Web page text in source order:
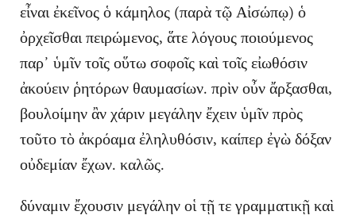
εἶναι ἐκεῖνος ὁ κάμηλος (παρὰ τῷ Αἰσώπῳ) ὁ
ὀρχεῖσθαι πειρώμενος, ἅτε λόγους ποιούμενος
παρ᾽ ὑμῖν τοῖς οὕτω σοφοῖς καὶ τοῖς εἰωθόσιν
ἀκούειν ῥητόρων θαυμασίων. πρὶν οὖν ἄρξασθαι,
βουλοίμην ἂν χάριν μεγάλην ἔχειν ὑμῖν πρὸς
τοῦτο τὸ ἀκρόαμα ἐληλυθόσιν, καίπερ ἐγὼ δόξαν
οὐδεμίαν ἔχων. καλῶς.
δύναμιν ἔχουσιν μεγάλην οἱ τῇ τε γραμματικῇ καὶ